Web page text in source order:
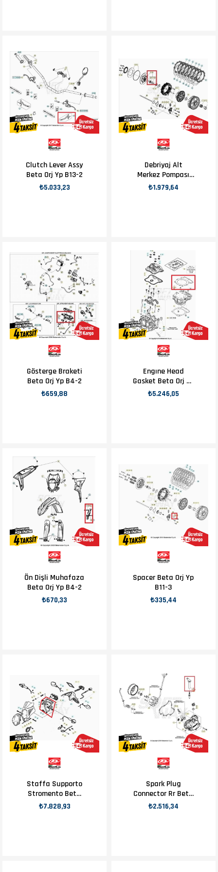
Clutch Lever Assy
Beta Orj Yp B13-2
₺5.033,23
Debriyaj Alt
Merkez Pompası
Beta Orj Yp B4-1
₺1.979,64
Gösterge Braketi
Beta Orj Yp B4-2
₺659,88
Engıne Head
Gasket Beta Orj Yp
B8-1
₺5.246,05
Ön Dişli Muhafaza
Beta Orj Yp B4-2
₺670,33
Spacer Beta Orj Yp
B11-3
₺335,44
Staffa Supporto
Stromento Beta
Orj Yp
₺7.828,93
Spark Plug
Connector Rr Beta
Orj Yp B13-2
₺2.516,34